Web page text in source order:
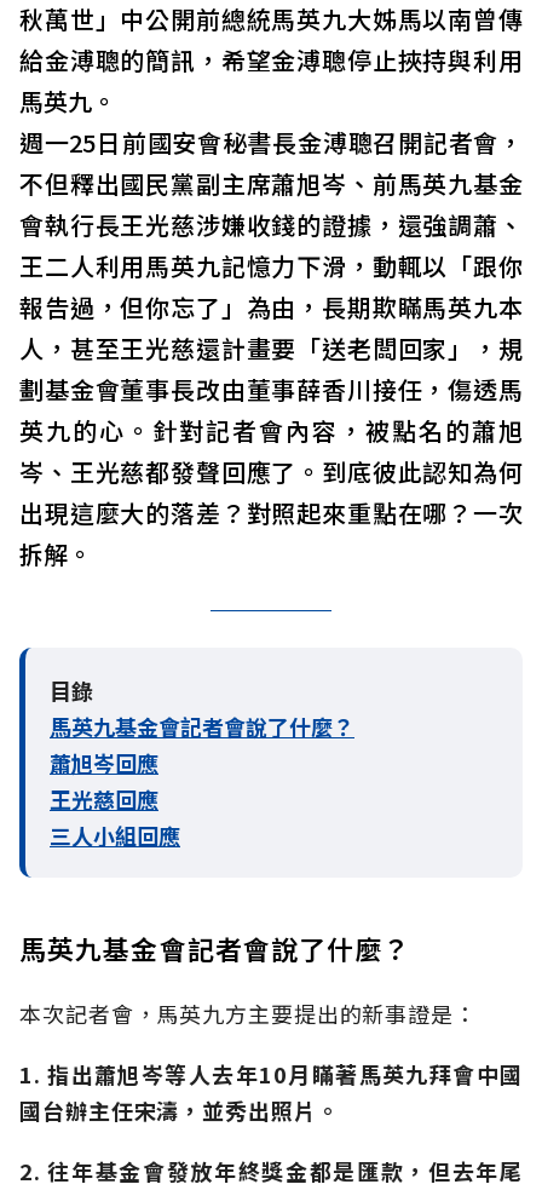
秋萬世」中公開前總統馬英九大姊馬以南曾傳
給金溥聰的簡訊，希望金溥聰停止挾持與利用
馬英九。
週一25日前國安會秘書長金溥聰召開記者會，
不但釋出國民黨副主席蕭旭岑、前馬英九基金
會執行長王光慈涉嫌收錢的證據，還強調蕭、
王二人利用馬英九記憶力下滑，動輒以「跟你
報告過，但你忘了」為由，長期欺瞞馬英九本
人，甚至王光慈還計畫要「送老闆回家」，規
劃基金會董事長改由董事薛香川接任，傷透馬
英九的心。針對記者會內容，被點名的蕭旭
岑、王光慈都發聲回應了。到底彼此認知為何
出現這麼大的落差？對照起來重點在哪？一次
拆解。
目錄
馬英九基金會記者會說了什麼？
蕭旭岑回應
王光慈回應
三人小組回應
馬英九基金會記者會說了什麼？
本次記者會，馬英九方主要提出的新事證是：
1. 指出蕭旭岑等人去年10月瞞著馬英九拜會中國
國台辦主任宋濤，並秀出照片。
2. 往年基金會發放年終獎金都是匯款，但去年尾